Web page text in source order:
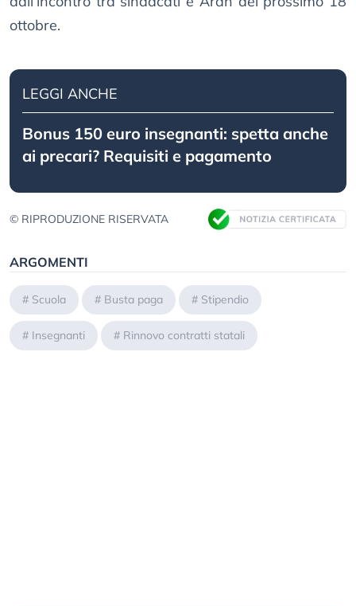
ottobre.
LEGGI ANCHE
Bonus 150 euro insegnanti: spetta anche
ai precari? Requisiti e pagamento
© RIPRODUZIONE RISERVATA
ARGOMENTI
# Scuola # Busta paga # Stipendio
# Insegnanti # Rinnovo contratti statali